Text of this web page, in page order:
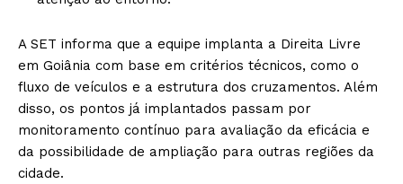
A SET informa que a equipe implanta a Direita Livre
em Goiânia com base em critérios técnicos, como o
fluxo de veículos e a estrutura dos cruzamentos. Além
disso, os pontos já implantados passam por
monitoramento contínuo para avaliação da eficácia e
da possibilidade de ampliação para outras regiões da
cidade.